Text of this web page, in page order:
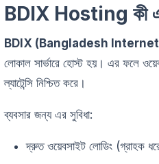
BDIX Hosting কী
BDIX (Bangladesh
লোকাল সার্ভারে হোস্ট হয়। এর ফলে
ল্যাটেন্সি নিশ্চিত করে।
ব্যবসার জন্য এর সুবিধা:
দ্রুত ওয়েবসাইট লোডিং (গ্রাহক